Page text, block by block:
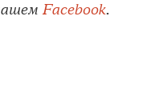
Facebook.